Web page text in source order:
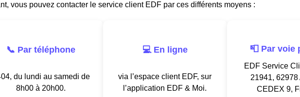
vous pouvez contacter le service client EDF par ces différents moyens :
📞 Par téléphone
du lundi au samedi de
8h00 à 20h00.
💻 En ligne
via l’espace client EDF, sur
l’application EDF & Moi.
📮 Par voie
EDF Service
21941, 62978
CEDEX 9,